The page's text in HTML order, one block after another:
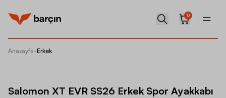
0
Anasayfa-Erkek
Salomon XT EVR SS26 Erkek Spor Ayakkabı